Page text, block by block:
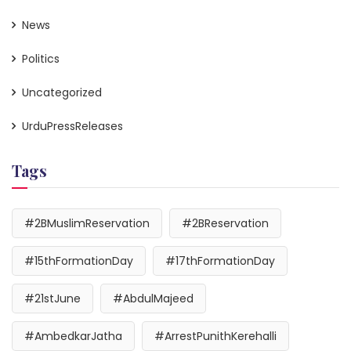
News
Politics
Uncategorized
UrduPressReleases
Tags
#2BMuslimReservation #2BReservation
#15thFormationDay #17thFormationDay
#21stJune #AbdulMajeed
#AmbedkarJatha #ArrestPunithKerehalli